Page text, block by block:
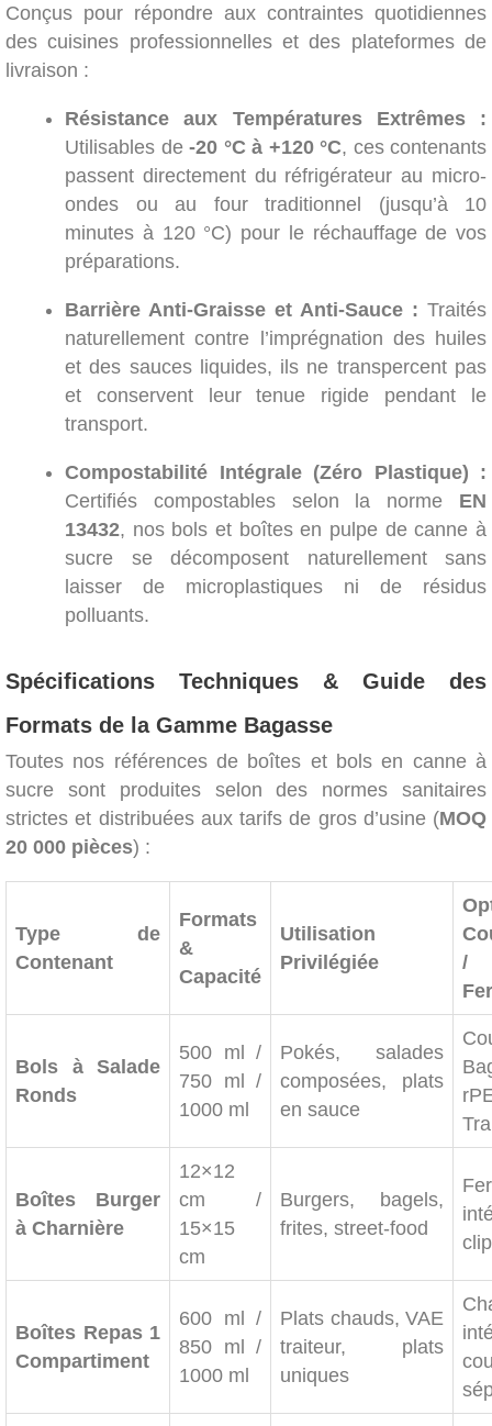
Conçus pour répondre aux contraintes quotidiennes
des cuisines professionnelles et des plateformes de
livraison :
Résistance aux Températures Extrêmes :
Utilisables de -20 °C à +120 °C, ces contenants
passent directement du réfrigérateur au micro-
ondes ou au four traditionnel (jusqu’à 10
minutes à 120 °C) pour le réchauffage de vos
préparations.
Barrière Anti-Graisse et Anti-Sauce : Traités
naturellement contre l’imprégnation des huiles
et des sauces liquides, ils ne transpercent pas
et conservent leur tenue rigide pendant le
transport.
Compostabilité Intégrale (Zéro Plastique) :
Certifiés compostables selon la norme EN
13432, nos bols et boîtes en pulpe de canne à
sucre se décomposent naturellement sans
laisser de microplastiques ni de résidus
polluants.
Spécifications Techniques & Guide des
Formats de la Gamme Bagasse
Toutes nos références de boîtes et bols en canne à
sucre sont produites selon des normes sanitaires
strictes et distribuées aux tarifs de gros d’usine (MOQ
20 000 pièces) :
Type de
Contenant
Formats
&
Capacité
Utilisation
Privilégiée
/
Bols à Salade
Ronds
500 ml /
750 ml /
1000 ml
Pokés, salades
composées, plats
en sauce
Boîtes Burger
à Charnière
12×12
cm /
15×15
cm
Burgers, bagels,
frites, street-food
Boîtes Repas 1
Compartiment
600 ml /
850 ml /
1000 ml
Plats chauds, VAE
traiteur, plats
uniques